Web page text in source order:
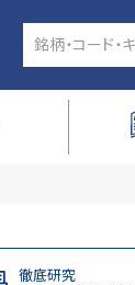
徹底研究